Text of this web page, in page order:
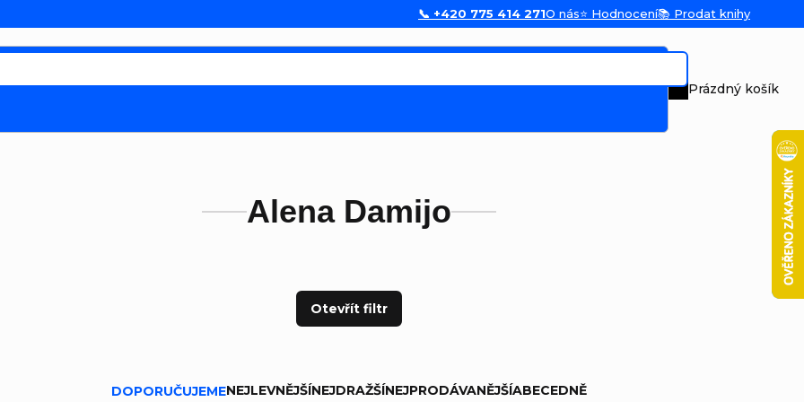
📞 +420 775 414 271O nás⭐ Hodnocení📚 Prodat knihy
Nákupní
Prázdný košík
Alena Damijo
Otevřít filtr
produktů
DOPORUČUJEMENEJLEVNĚJŠÍNEJDRAŽŠÍNEJPRODÁVANĚJŠÍABECEDNĚ